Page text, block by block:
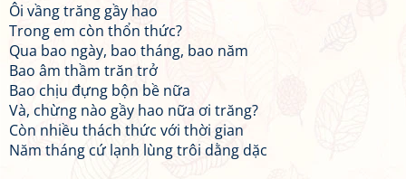
Ôi vầng trăng gầy hao
Trong em còn thổn thức?
Qua bao ngày, bao tháng, bao năm
Bao âm thầm trăn trở
Bao chịu đựng bộn bề nữa
Và, chừng nào gầy hao nữa ơi trăng?
Còn nhiều thách thức với thời gian
Năm tháng cứ lạnh lùng trôi dằng dặc